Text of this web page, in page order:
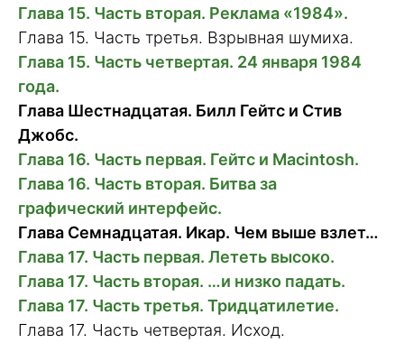
Глава 15. Часть вторая. Реклама «1984».
Глава 15. Часть третья. Взрывная шумиха.
Глава 15. Часть четвертая. 24 января 1984
года.
Глава Шестнадцатая. Билл Гейтс и Стив
Джобс.
Глава 16. Часть первая. Гейтс и Macintosh.
Глава 16. Часть вторая. Битва за
графический интерфейс.
Глава Семнадцатая. Икар. Чем выше взлет…
Глава 17. Часть первая. Лететь высоко.
Глава 17. Часть вторая. …и низко падать.
Глава 17. Часть третья. Тридцатилетие.
Глава 17. Часть четвертая. Исход.